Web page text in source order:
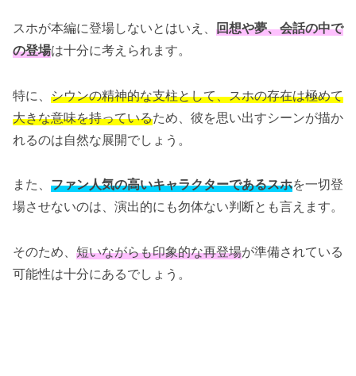
スホが本編に登場しないとはいえ、 回想や夢、会話の中で
の登場は十分に考えられます。
特に、 シウンの精神的な支柱として、スホの存在は極めて
大きな意味を持っているため、彼を思い出すシーンが描か
れるのは自然な展開でしょう。
また、 ファン人気の高いキャラクターであるスホを一切登
場させないのは、演出的にも勿体ない判断とも言えます。
そのため、 短いながらも印象的な再登場が準備されている
可能性は十分にあるでしょう。